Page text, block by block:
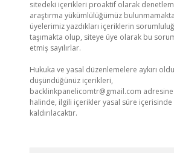
sitedeki içerikleri proaktif olarak
araştırma yükümlülüğümüz
üyelerimiz yazdıkları içeriklerin
taşımakta olup, siteye üye olarak bu
etmiş sayılırlar.
Hukuka ve yasal düzenlemelere aykırı
düşündüğünüz içerikleri,
backlinkpanelicomtr@gmail.com
halinde, ilgili içerikler yasal süre
kaldırılacaktır.